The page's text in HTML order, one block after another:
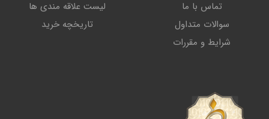
تماس با ما
سوالات متداول
شرایط و مقررات
لیست علاقه مندی ها
تاریخچه خرید